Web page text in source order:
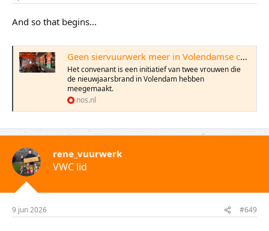
And so that begins...
Geen siervuurwerk meer in Volendamse cafés: gemeente en horeca ondertekenen convenant
Het convenant is een initiatief van twee vrouwen die
de nieuwjaarsbrand in Volendam hebben
meegemaakt.
nos.nl
rene_vuurwerk
VWC lid
9 jun 2026 #649